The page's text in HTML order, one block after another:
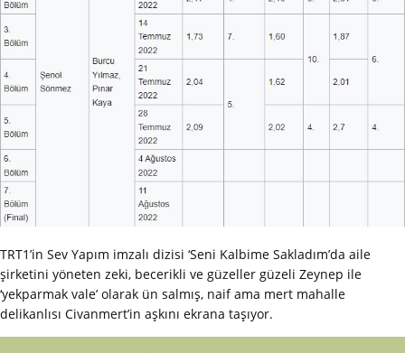
TRT1’in Sev Yapım imzalı dizisi ‘Seni Kalbime Sakladım’da aile
şirketini yöneten zeki, becerikli ve güzeller güzeli Zeynep ile
‘yekparmak vale’ olarak ün salmış, naif ama mert mahalle
delikanlısı Civanmert’in aşkını ekrana taşıyor.